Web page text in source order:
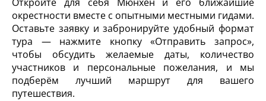
окрестности вместе с опытными местными гидами.
Оставьте заявку и забронируйте удобный формат
тура — нажмите кнопку «Отправить запрос»,
чтобы обсудить желаемые даты, количество
участников и персональные пожелания, и мы
подберём лучший маршрут для вашего
путешествия.